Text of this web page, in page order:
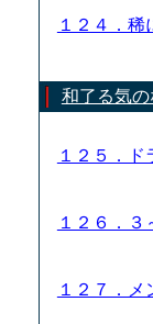
１２４．
和了る気の
１２５．
１２６．
１２７．